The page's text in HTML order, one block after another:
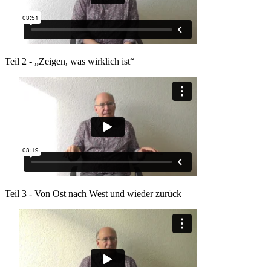
Teil 2 - „Zeigen, was wirklich ist“
Teil 3 - Von Ost nach West und wieder zurück